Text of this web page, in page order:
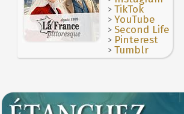
Inde 28 JUIN >TikTok
>YouTube
>Second Life
> Pinterest
>Tumblr